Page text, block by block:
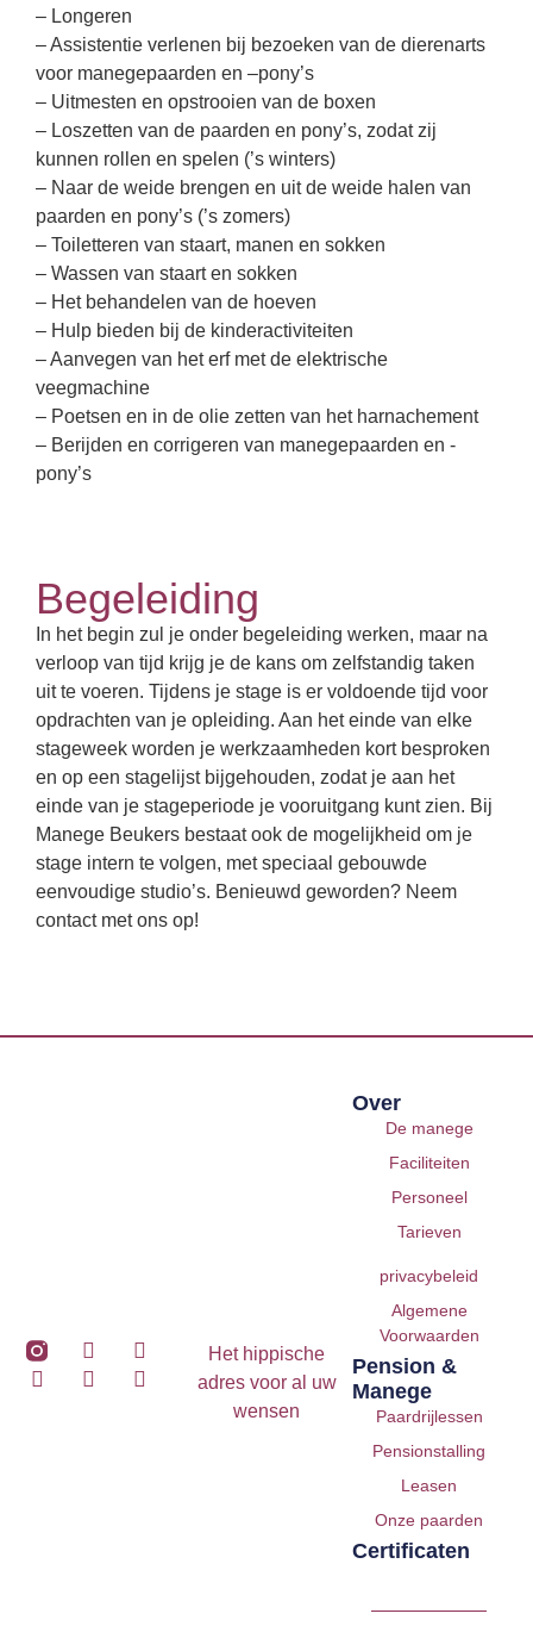
– Longeren
– Assistentie verlenen bij bezoeken van de dierenarts
voor manegepaarden en –pony’s
– Uitmesten en opstrooien van de boxen
– Loszetten van de paarden en pony’s, zodat zij
kunnen rollen en spelen (’s winters)
– Naar de weide brengen en uit de weide halen van
paarden en pony’s (’s zomers)
– Toiletteren van staart, manen en sokken
– Wassen van staart en sokken
– Het behandelen van de hoeven
– Hulp bieden bij de kinderactiviteiten
– Aanvegen van het erf met de elektrische
veegmachine
– Poetsen en in de olie zetten van het harnachement
– Berijden en corrigeren van manegepaarden en -
pony’s
Begeleiding
In het begin zul je onder begeleiding werken, maar na
verloop van tijd krijg je de kans om zelfstandig taken
uit te voeren. Tijdens je stage is er voldoende tijd voor
opdrachten van je opleiding. Aan het einde van elke
stageweek worden je werkzaamheden kort besproken
en op een stagelijst bijgehouden, zodat je aan het
einde van je stageperiode je vooruitgang kunt zien. Bij
Manege Beukers bestaat ook de mogelijkheid om je
stage intern te volgen, met speciaal gebouwde
eenvoudige studio’s. Benieuwd geworden? Neem
contact met ons op!
Over
De manege
Faciliteiten
Personeel
Tarieven
privacybeleid
Algemene
Voorwaarden
Pension &
Manege
Paardrijlessen
Pensionstalling
Leasen
Onze paarden
Certificaten
Het hippische
adres voor al uw
wensen